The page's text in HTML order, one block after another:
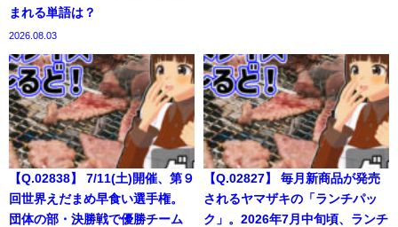
まれる単語は？
2026.08.03
【Q.02838】 7/11(土)開催、第９
回世界えだまめ早食い選手権。
団体の部・決勝戦で優勝チーム
【Q.02827】 毎月新商品が発売
されるヤマザキの「ランチパッ
ク」。2026年7月中旬頃、ランチ